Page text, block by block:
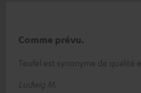
Comme prévu.
Teufel est synonyme de qualité
Ludwig M.